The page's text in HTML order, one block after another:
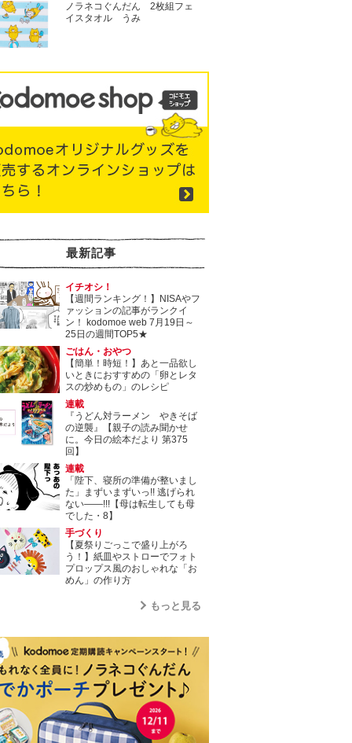
ノラネコぐんだん 2枚組フェ
イスタオル うみ
最新記事
イチオシ！
【週間ランキング！】NISAやフ
ァッションの記事がランクイ
ン！ kodomoe web 7月19日～
25日の週間TOP5★
ごはん・おやつ
【簡単！時短！】あと一品欲し
いときにおすすめの「卵とレタ
スの炒めもの」のレシピ
連載
『うどん対ラーメン やきそば
の逆襲』【親子の読み聞かせ
に。今日の絵本だより 第375
回】
連載
「陛下、寝所の準備が整いまし
た」まずいまずいっ!! 逃げられ
ない――!!!【母は転生しても母
でした・8】
手づくり
【夏祭りごっこで盛り上がろ
う！】紙皿やストローでフォト
プロップス風のおしゃれな「お
めん」の作り方
もっと見る